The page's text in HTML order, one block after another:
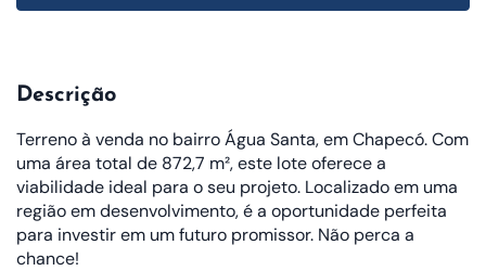
Descrição
Terreno à venda no bairro Água Santa, em Chapecó. Com
uma área total de 872,7 m², este lote oferece a
viabilidade ideal para o seu projeto. Localizado em uma
região em desenvolvimento, é a oportunidade perfeita
para investir em um futuro promissor. Não perca a
chance!